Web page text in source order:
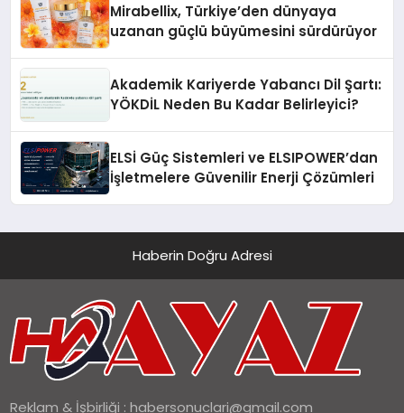
Mirabellix, Türkiye’den dünyaya
uzanan güçlü büyümesini sürdürüyor
Akademik Kariyerde Yabancı Dil Şartı:
YÖKDİL Neden Bu Kadar Belirleyici?
ELSİ Güç Sistemleri ve ELSIPOWER’dan
İşletmelere Güvenilir Enerji Çözümleri
Haberin Doğru Adresi
Reklam & İşbirliği :habersonuclari@gmail.com